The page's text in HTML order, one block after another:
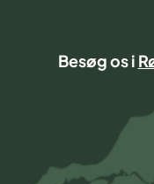
Besøg os i